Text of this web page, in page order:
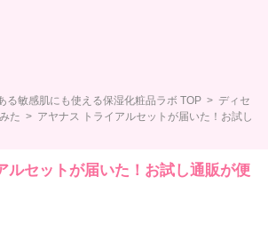
る敏感肌にも使える保湿化粧品ラボ TOP > ディセ
た > アヤナス トライアルセットが届いた！お試し
ルセットが届いた！お試し通販が便